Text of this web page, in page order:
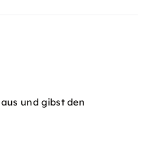
und gibst den